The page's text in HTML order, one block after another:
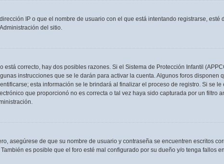
IP o que el nombre de usuario con el que está intentando registrarse,
del sitio.
está correcto, hay dos posibles razones. Si el Sistema de Protección Infantil
instrucciones que se le darán para activar la cuenta. Algunos foros disponen
esta información se le brindará al finalizar el proceso de registro. Si se
que proporcionó no es correcta o tal vez haya sido capturada por un filtro
asegúrese de que su nombre de usuario y contraseña se encuentren escritos
es posible que el foro esté mal configurado por su dueño y/o tenga fallos